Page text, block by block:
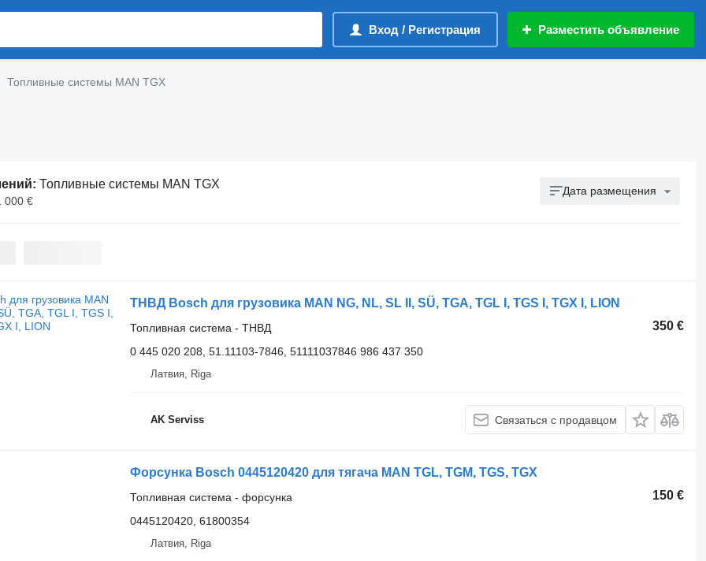
Вход / Регистрация Разместить объявление
Топливные системы MAN TGX
Топливные системы MAN TGX
000 €
Дата размещения
ТНВД Bosch для грузовика MAN NG, NL, SL II, SÜ, TGA, TGL I, TGS I, TGX I, LION
350 €
Топливная система - ТНВД
0 445 020 208, 51.11103-7846, 51111037846 986 437 350
Латвия, Riga
AK Serviss Связаться с продавцом
Форсунка Bosch 0445120420 для тягача MAN TGL, TGM, TGS, TGX
150 €
Топливная система - форсунка
0445120420, 61800354
Латвия, Riga